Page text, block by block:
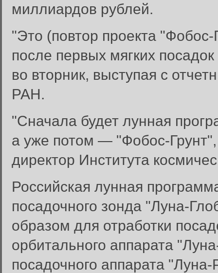
миллиардов рублей.
"Это (повтор проекта
после первых мягких
во вторник, выступая с
РАН.
"Сначала будет лунная
а уже потом — "Фобос-
директор Института
Российская лунная
посадочного зонда "Луна-
образом для отработки
орбитального аппарата
посадочного аппарата
Вход в систему
Введите имя пользователя и
Вход в систему
Имя пользователя: